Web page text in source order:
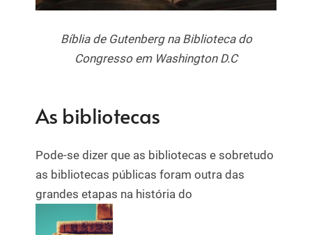
Bíblia de Gutenberg na Biblioteca do
Congresso em Washington D.C
As bibliotecas
Pode-se dizer que as bibliotecas e sobretudo
as bibliotecas públicas foram outra das
grandes etapas na história do